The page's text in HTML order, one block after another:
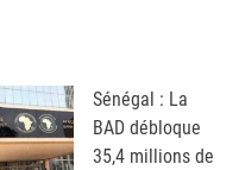
Sénégal : La
BAD débloque
35,4 millions de